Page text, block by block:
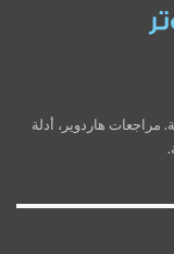
مراجعات هاردوير، أدلة